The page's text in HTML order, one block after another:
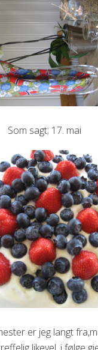
Som sagt; 17. mai
er jeg langt